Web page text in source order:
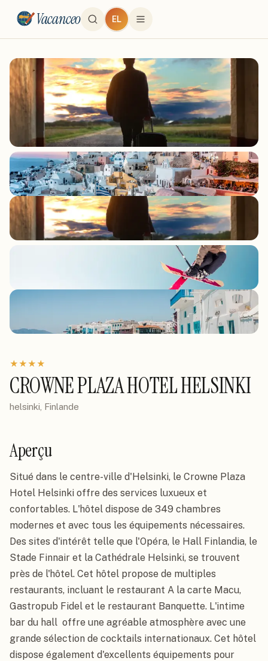
Vacanceo EL
★★★★
CROWNE PLAZA HOTEL HELSINKI
helsinki, Finlande
Aperçu
Situé dans le centre-ville d'Helsinki, le Crowne Plaza
Hotel Helsinki offre des services luxueux et
confortables. L'hôtel dispose de 349 chambres
modernes et avec tous les équipements nécessaires.
Des sites d'intérêt telle que l'Opéra, le Hall Finlandia, le
Stade Finnair et la Cathédrale Helsinki, se trouvent
près de l'hôtel. Cet hôtel propose de multiples
restaurants, incluant le restaurant A la carte Macu,
Gastropub Fidel et le restaurant Banquette. L'intime
bar du hall  offre une agréable atmosphère avec une
grande sélection de cocktails internationaux. Cet hôtel
dispose également d'excellents équipements pour